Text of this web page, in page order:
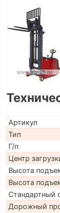
Артикул
Тип
Г/п
Центр
Высота
Высота
Стандартный
Дорожный